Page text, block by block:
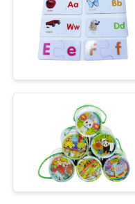
VERZOEK
CITAAT
SITEMAP
PRIVACY
De
kleuren